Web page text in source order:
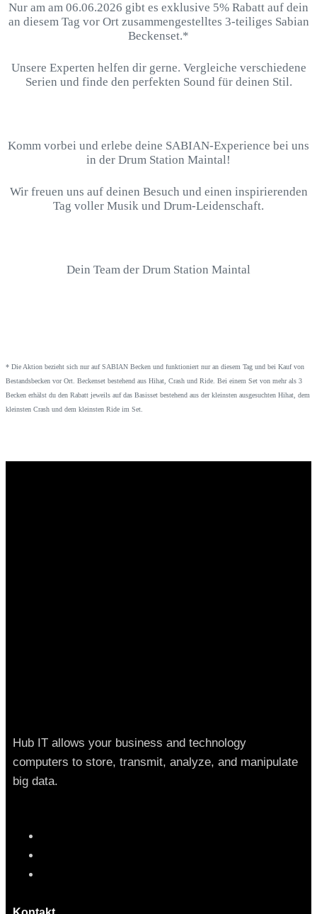
Nur am am 06.06.2026 gibt es exklusive 5% Rabatt auf dein
an diesem Tag vor Ort zusammengestelltes 3-teiliges Sabian
Beckenset.*
Unsere Experten helfen dir gerne. Vergleiche verschiedene
Serien und finde den perfekten Sound für deinen Stil.
Komm vorbei und erlebe deine SABIAN-Experience bei uns
in der Drum Station Maintal!
Wir freuen uns auf deinen Besuch und einen inspirierenden
Tag voller Musik und Drum-Leidenschaft.
Dein Team der Drum Station Maintal
* Die Aktion bezieht sich nur auf SABIAN Becken und funktioniert nur an diesem Tag und bei Kauf von
Bestandsbecken vor Ort. Beckenset bestehend aus Hihat, Crash und Ride. Bei einem Set von mehr als 3
Becken erhälst du den Rabatt jeweils auf das Basisset bestehend aus der kleinsten ausgesuchten Hihat, dem
kleinsten Crash und dem kleinsten Ride im Set.
Hub IT allows your business and technology
computers to store, transmit, analyze, and manipulate
big data.